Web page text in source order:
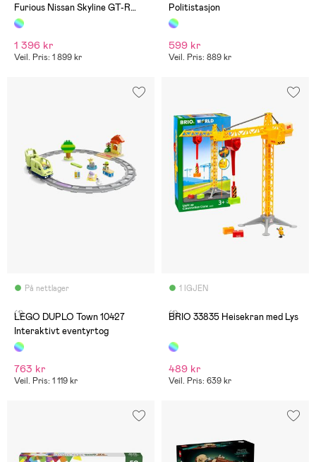
Furious Nissan Skyline GT-R
R34-bil
1 396 kr
Veil. Pris: 1 899 kr
Politistasjon
599 kr
Veil. Pris: 889 kr
På nettlager
(1)
LEGO DUPLO Town 10427
Interaktivt eventyrtog
763 kr
Veil. Pris: 1 119 kr
1 IGJEN
(1)
BRIO 33835 Heisekran med Lys
489 kr
Veil. Pris: 639 kr